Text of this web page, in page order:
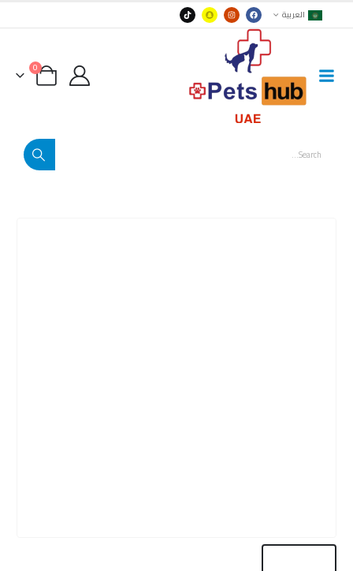
العربية
0